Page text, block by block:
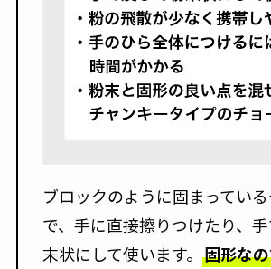
ブロックのように固まってい
で、手に直接擦りつけたり、
末状にして使います。 固形な